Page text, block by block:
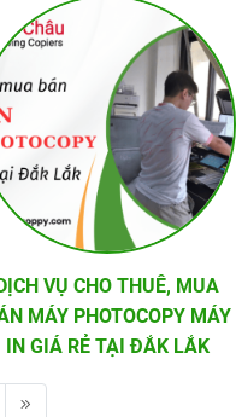
VỤ CHO THUÊ, MUA
MÁY PHOTOCOPY MÁY
IN GIÁ RẺ TẠI ĐẮK LẮK